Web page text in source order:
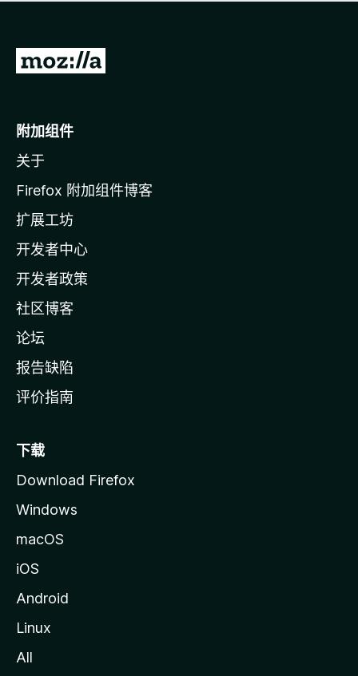
无
转
o
i
l
a
主
页
附加组件
关于
Firefox 附加组件博客
扩展工坊
开发者中心
开发者政策
社区博客
论坛
报告缺陷
评价指南
下载
Download Firefox
Windows
macOS
iOS
Android
Linux
All